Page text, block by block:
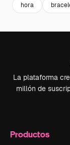
hora
La plataforma
millón de
Productos